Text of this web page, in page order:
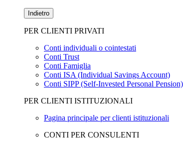
Indietro
PER CLIENTI PRIVATI
Conti individuali o cointestati
Conti Trust
Conti Famiglia
Conti ISA (Individual Savings Account)
Conti SIPP (Self-Invested Personal Pension)
PER CLIENTI ISTITUZIONALI
Pagina principale per clienti istituzionali
CONTI PER CONSULENTI